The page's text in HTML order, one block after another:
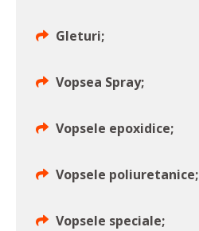
Gleturi;
Vopsea Spray;
Vopsele epoxidice;
Vopsele poliuretanice;
Vopsele speciale;